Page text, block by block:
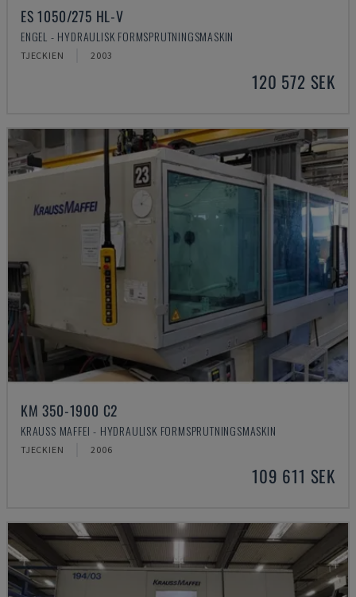
ES 1050/275 HL-V
ENGEL - HYDRAULISK FORMSPRUTNINGSMASKIN
TJECKIEN 2003
120 572 SEK
KM 350-1900 C2
KRAUSS MAFFEI - HYDRAULISK FORMSPRUTNINGSMASKIN
TJECKIEN 2006
109 611 SEK